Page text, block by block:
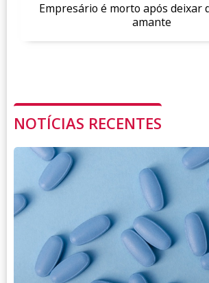
Empresário é morto após deixar
amante
NOTÍCIAS RECENTES